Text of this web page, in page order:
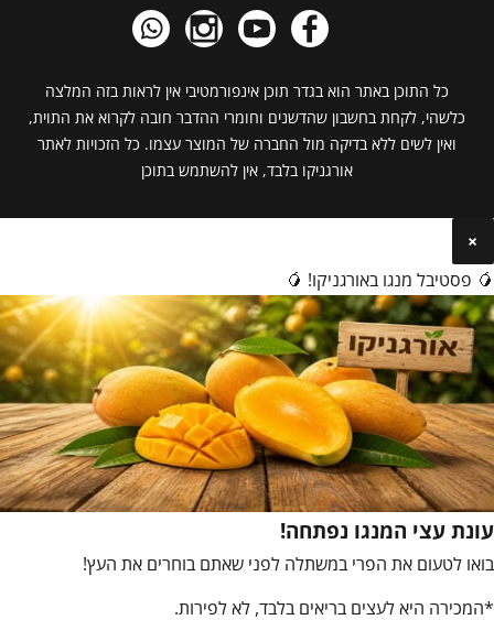
כל התוכן באתר הוא בגדר תוכן אינפורמטיבי אין לראות בזה המלצה
כלשהי, לקחת בחשבון שהדשנים וחומרי ההדבר חובה לקרוא את התוית,
ואין לשים ללא בדיקה מול החברה של המוצר עצמו. כל הזכויות לאתר
אורגניקו בלבד, אין להשתמש בתוכן
×
🥭 פסטיבל מנגו באורגניקו! 🥭
עונת עצי המנגו נפתחה!
בואו לטעום את הפרי במשתלה לפני שאתם בוחרים את העץ!
*המכירה היא לעצים בריאים בלבד, לא לפירות.